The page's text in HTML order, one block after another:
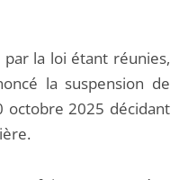
la loi étant réunies,
la suspension de
octobre 2025 décidant